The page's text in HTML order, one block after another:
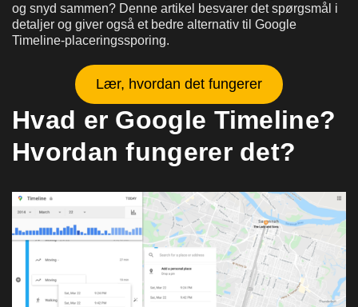
og snyd sammen? Denne artikel besvarer det spørgsmål i
detaljer og giver også et bedre alternativ til Google
Timeline-placeringssporing.
Lær, hvordan det fungerer
Hvad er Google Timeline?
Hvordan fungerer det?